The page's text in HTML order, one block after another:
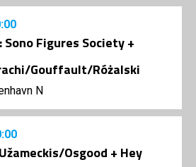
Sono Figures Society +
Gouffault/Różalski
N
Osgood + Hey